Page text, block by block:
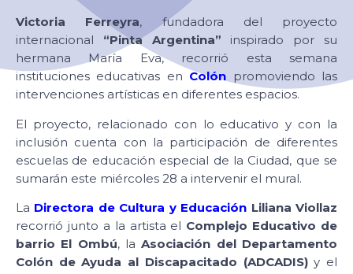
Victoria Ferreyra, fundadora del proyecto
internacional “Pinta Argentina” inspirado por su
hermana María Eva, recorrió esta semana
instituciones educativas en Colón promoviendo las
intervenciones artísticas en diferentes espacios.
El proyecto, relacionado con lo educativo y con la
inclusión cuenta con la participación de diferentes
escuelas de educación especial de la Ciudad, que se
sumarán este miércoles 28 a intervenir el mural.
La Directora de Cultura y Educación Liliana Viollaz
recorrió junto a la artista el Complejo Educativo de
barrio El Ombú, laAsociación del Departamento
Colón de Ayuda al Discapacitado (ADCADIS)y el